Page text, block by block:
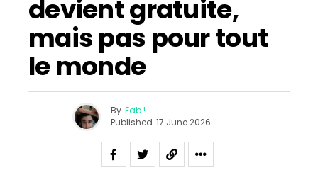
devient gratuite,
mais pas pour tout
le monde
By Fab !
Published 17 June 2026